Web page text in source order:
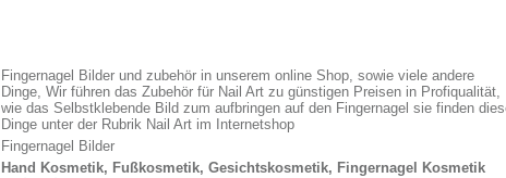
Fingernagel Bilder und zubehör in unserem online Shop, sowie viele andere
Dinge, Wir führen das Zubehör für Nail Art zu günstigen Preisen in Profiqualität,
wie das Selbstklebende Bild zum aufbringen auf den Fingernagel sie finden
Dinge unter der Rubrik Nail Art im Internetshop
Fingernagel Bilder
Hand Kosmetik, Fußkosmetik, Gesichtskosmetik, Fingernagel Kosmetik